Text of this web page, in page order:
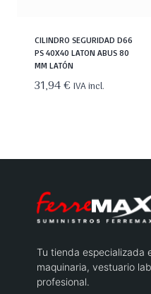
CILINDRO SEGURIDAD D66
PS 40X40 LATON ABUS 80
MM LATÓN
31,94€ IVA incl.
Tu tienda especializada
maquinaria, vestuario
profesional.